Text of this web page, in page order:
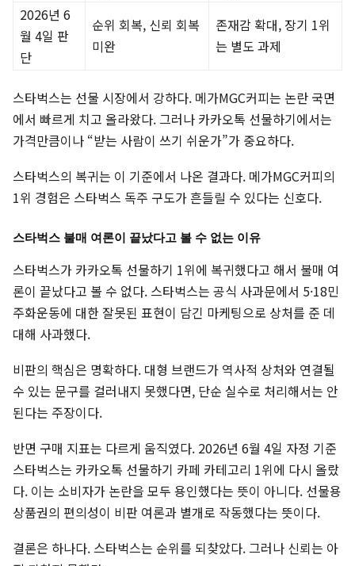
2026년 6
월 4일 판
단
순위 회복, 신뢰 회복
미완
존재감 확대, 장기 1위
는 별도 과제
스타벅스는 선물 시장에서 강하다. 메가MGC커피는 논란 국면
에서 빠르게 치고 올라왔다. 그러나 카카오톡 선물하기에서는
가격만큼이나 “받는 사람이 쓰기 쉬운가”가 중요하다.
스타벅스의 복귀는 이 기준에서 나온 결과다. 메가MGC커피의
1위 경험은 스타벅스 독주 구도가 흔들릴 수 있다는 신호다.
스타벅스 불매 여론이 끝났다고 볼 수 없는 이유
스타벅스가 카카오톡 선물하기 1위에 복귀했다고 해서 불매 여
론이 끝났다고 볼 수 없다. 스타벅스는 공식 사과문에서 5·18민
주화운동에 대한 잘못된 표현이 담긴 마케팅으로 상처를 준 데
대해 사과했다.
비판의 핵심은 명확하다. 대형 브랜드가 역사적 상처와 연결될
수 있는 문구를 걸러내지 못했다면, 단순 실수로 처리해서는 안
된다는 주장이다.
반면 구매 지표는 다르게 움직였다. 2026년 6월 4일 자정 기준
스타벅스는 카카오톡 선물하기 카페 카테고리 1위에 다시 올랐
다. 이는 소비자가 논란을 모두 용인했다는 뜻이 아니다. 선물용
상품권의 편의성이 비판 여론과 별개로 작동했다는 뜻이다.
결론은 하나다. 스타벅스는 순위를 되찾았다. 그러나 신뢰는 아